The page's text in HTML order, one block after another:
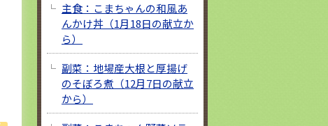
主食：こまちゃんの和風あ
んかけ丼（1月18日の献立か
ら）
副菜：地場産大根と厚揚げ
のそぼろ煮（12月7日の献立
から）